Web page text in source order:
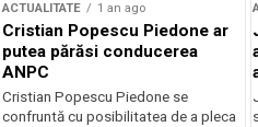
ACTUALITATE 1 an ago
Cristian Popescu Piedone ar
putea părăsi conducerea
ANPC
Cristian Popescu Piedone se
confruntă cu posibilitatea de a pleca